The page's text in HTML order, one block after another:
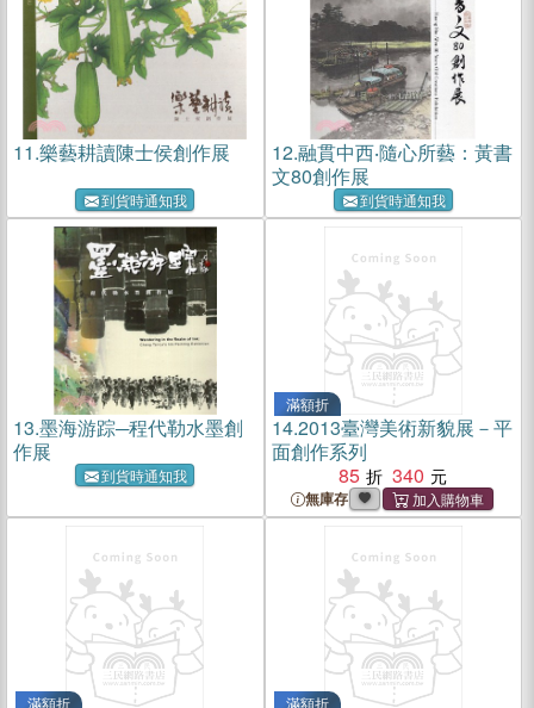
11.樂藝耕讀陳士侯創作展
到貨時通知我
12.融貫中西‧隨心所藝：黃書
文80創作展
到貨時通知我
13.墨海游踪─程代勒水墨創
作展
到貨時通知我
滿額折
14.2013臺灣美術新貌展－平
面創作系列
85
340
無庫存
滿額折 滿額折